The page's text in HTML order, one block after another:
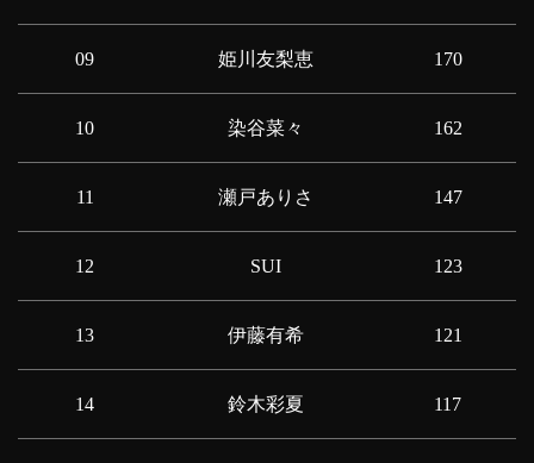
09 姫川友梨恵 170
10 染谷菜々 162
11 瀬戸ありさ 147
12 SUI 123
13 伊藤有希 121
14 鈴木彩夏 117